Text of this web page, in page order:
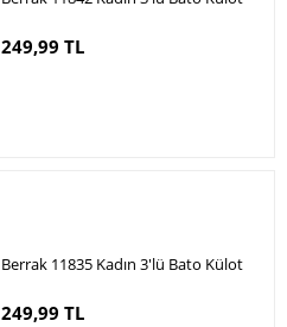
249,99 TL
Berrak 11835 Kadın 3'lü Bato Külot
249,99 TL